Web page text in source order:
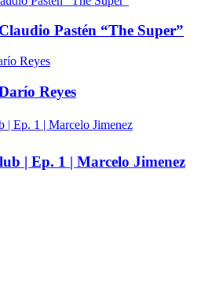
Pastén “The Super”
Reyes
| Ep. 1 | Marcelo Jimenez